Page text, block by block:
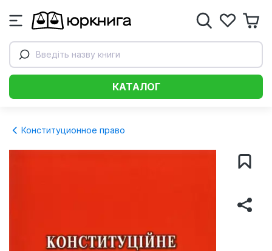
Введіть назву книги
КАТАЛОГ
Конституционное право